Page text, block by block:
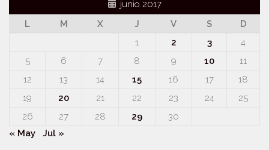
junio 2017
L
M X J V S
D
1
2 3
4
5
6 7 8 9 10
11
12
13 14 15 16 17
18
19
20 21 22 23 24
25
26
27 28 29
30
« May
Jul »